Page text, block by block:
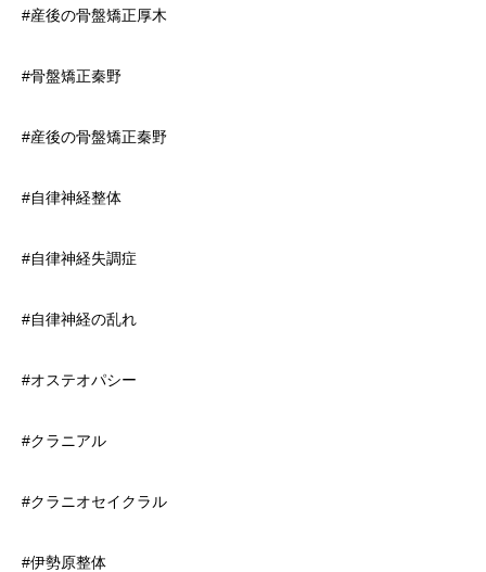
#産後の骨盤矯正厚木
#骨盤矯正秦野
#産後の骨盤矯正秦野
#自律神経整体
#自律神経失調症
#自律神経の乱れ
#オステオパシー
#クラニアル
#クラニオセイクラル
#伊勢原整体